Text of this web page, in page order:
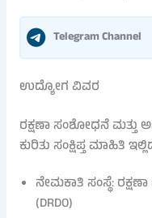
Telegram Channel
ಉದ್ಯೋಗ ವಿವರ
ರಕ್ಷಣಾ ಸಂಶೋಧನೆ ಮತ್ತು
ಕುರಿತು ಸಂಕ್ಷಿಪ್ತ ಮಾಹಿತಿ
ನೇಮಕಾತಿ ಸಂಸ್ಥೆ:
(DRDO)